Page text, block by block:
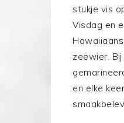
stukje vis
Visdag en
zeewier.
en elke